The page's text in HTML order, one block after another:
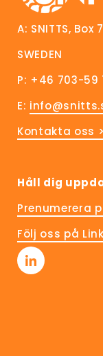
A: SNITTS, Box
SWEDEN
P: +46 703-59
E:
Kontakta oss >
Håll dig
Prenumerera
Följ oss på